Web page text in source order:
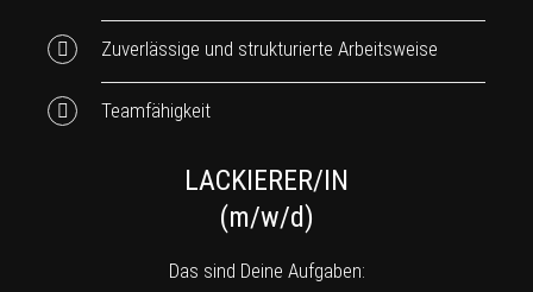
Zuverlässige und strukturierte Arbeitsweise
Teamfähigkeit
LACKIERER/IN
(m/w/d)
Das sind Deine Aufgaben: